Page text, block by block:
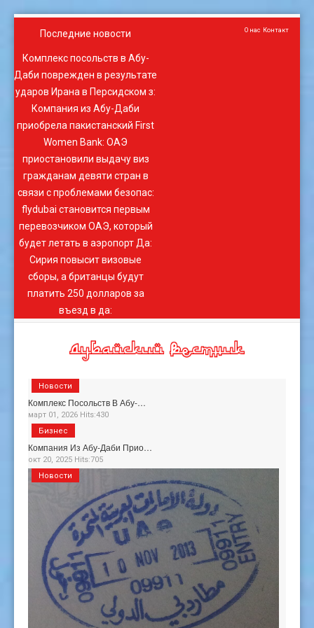
Последние новости
Комплекс посольств в Абу-
Даби поврежден в результате
ударов Ирана в Персидском з:
Компания из Абу-Даби
приобрела пакистанский First
Women Bank: ОАЭ
приостановили выдачу виз
гражданам девяти стран в
связи с проблемами безопас:
flydubai становится первым
перевозчиком ОАЭ, который
будет летать в аэропорт Да:
Сирия повысит визовые
сборы, а британцы будут
платить 250 долларов за
въезд в да:
О нас Контакт
Комплекс Посольств В Абу-…
март 01, 2026 Hits:430
Новости
Компания Из Абу-Даби Прио…
окт 20, 2025 Hits:705
Бизнес
Новости